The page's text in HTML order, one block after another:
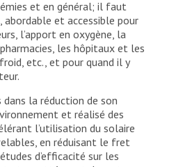
et en général; il faut
abordable et accessible pour
l’apport en oxygène, la
les hôpitaux et les
etc., et pour quand il y
la réduction de son
et réalisé des
l’utilisation du solaire
en réduisant le fret
d’efficacité sur les